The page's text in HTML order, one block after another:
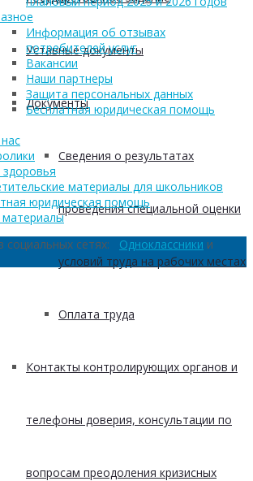
Уставные документы
Документы
Сведения о результатах
проведения специальной оценки
условий труда на рабочих местах
Оплата труда
Контакты контролирующих органов и
телефоны доверия, консультации по
вопросам преодоления кризисных
Информация об отзывах
потребителей услуг
Вакансии
Наши партнеры
Защита персональных данных
Бесплатная юридическая помощь
материалы для школьников
юридическая помощь
материалы
социальных сетях: Одноклассники и